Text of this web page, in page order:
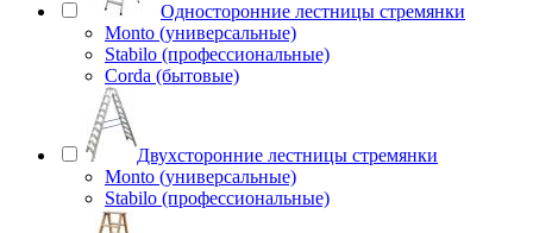
Односторонние лестницы стремянки
Monto (универсальные)
Stabilo (профессиональные)
Corda (бытовые)
Двухсторонние лестницы стремянки
Monto (универсальные)
Stabilo (профессиональные)